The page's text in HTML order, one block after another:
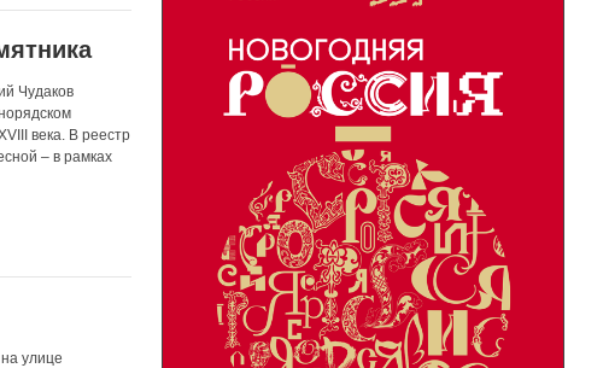
Чудаков
века. В реестр
– в рамках
улице